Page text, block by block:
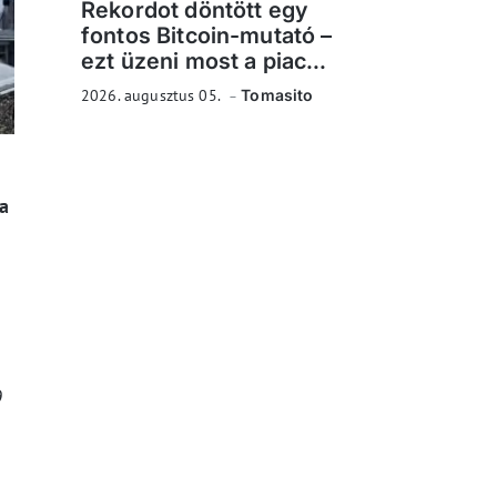
Rekordot döntött egy
fontos Bitcoin-mutató –
ezt üzeni most a piac...
2026. augusztus 05. Tomasito